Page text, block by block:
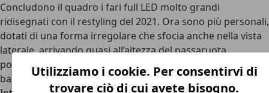
Concludono il quadro i fari full LED molto grandi
ridisegnati con il restyling del 2021. Ora sono più personali,
dotati di una forma irregolare che sfocia anche nella vista
laterale, arrivando quasi all’altezza del passaruota
posteriore. Concludendo con le dimensioni di Lexus LS, il
bagagliaio ha una capacità di 480 litri.
Utilizziamo i cookie. Per consentirvi di
trovare ciò di cui avete bisogno.